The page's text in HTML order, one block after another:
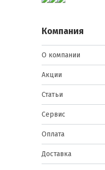
Компания
О компании
Акции
Статьи
Сервис
Оплата
Доставка